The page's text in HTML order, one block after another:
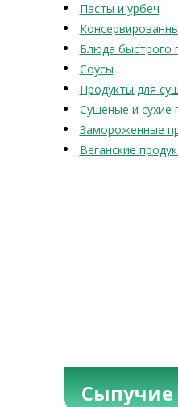
Пасты и урбеч
Блюда быстрого
Соусы
Продукты для
Сушеные и сухие
Замороженные
Веганские
Сыпучие